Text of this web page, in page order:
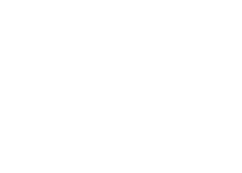
ΟΙΝΟΣ 750ML ποσότητα